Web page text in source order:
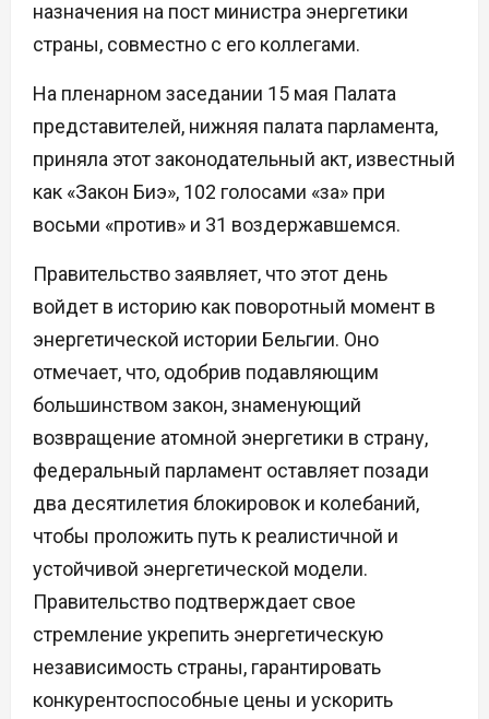
назначения на пост министра энергетики
страны, совместно с его коллегами.
На пленарном заседании 15 мая Палата
представителей, нижняя палата парламента,
приняла этот законодательный акт, известный
как «Закон Биэ», 102 голосами «за» при
восьми «против» и 31 воздержавшемся.
Правительство заявляет, что этот день
войдет в историю как поворотный момент в
энергетической истории Бельгии. Оно
отмечает, что, одобрив подавляющим
большинством закон, знаменующий
возвращение атомной энергетики в страну,
федеральный парламент оставляет позади
два десятилетия блокировок и колебаний,
чтобы проложить путь к реалистичной и
устойчивой энергетической модели.
Правительство подтверждает свое
стремление укрепить энергетическую
независимость страны, гарантировать
конкурентоспособные цены и ускорить